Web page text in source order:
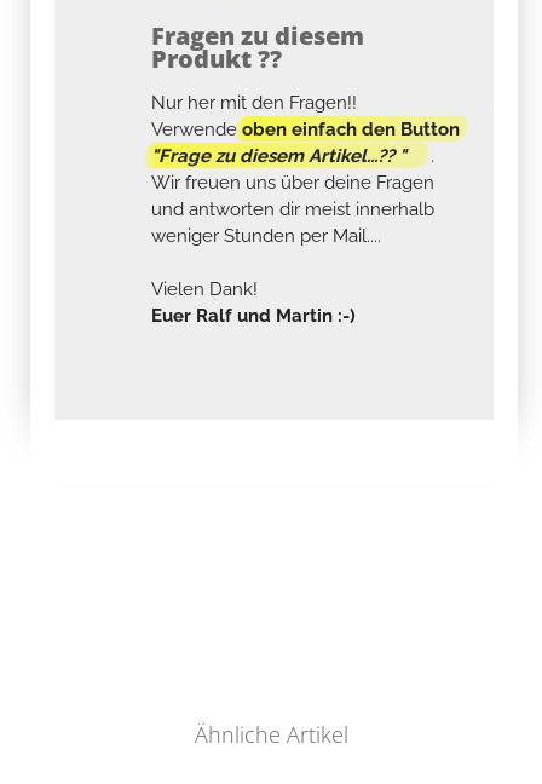
Fragen zu diesem
Produkt ??
Nur her mit den Fragen!!
Verwendeoben einfach den Button
"Frage zu diesem Artikel...?? "
.
Wir freuen uns über deine Fragen
und antworten dir meist innerhalb
weniger Stunden per Mail....
Vielen Dank!
Euer Ralf und Martin :-)
Ähnliche Artikel